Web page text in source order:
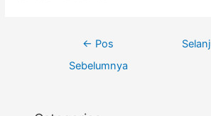
← Pos
Sebelumnya